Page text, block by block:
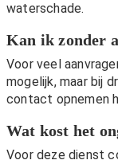
waterschade.
Kan ik zonder
Voor veel
mogelijk, maar bij
contact opnemen
Wat kost het
Voor deze dienst